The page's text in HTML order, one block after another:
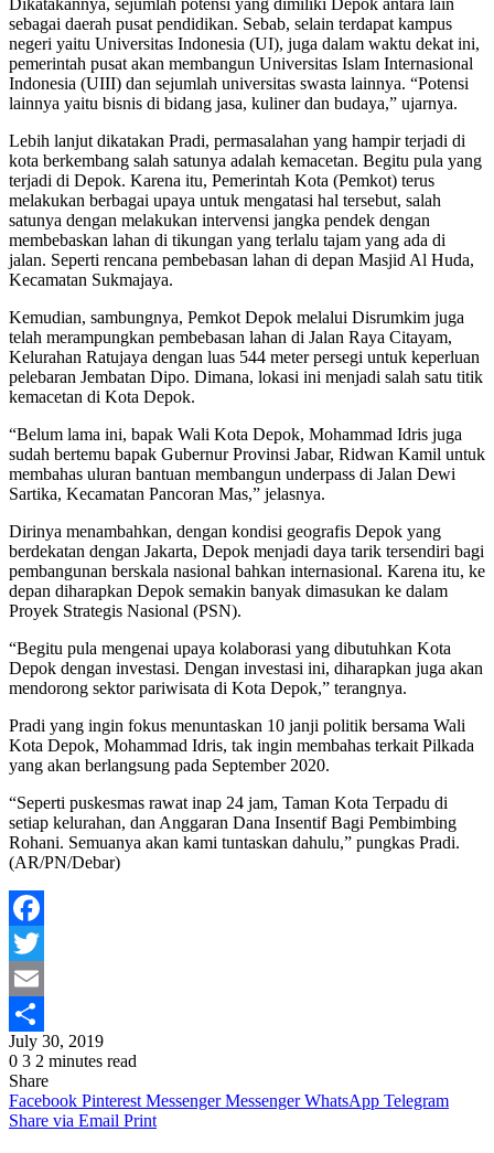
Dikatakannya, sejumlah potensi yang dimiliki Depok antara lain
sebagai daerah pusat pendidikan. Sebab, selain terdapat kampus
negeri yaitu Universitas Indonesia (UI), juga dalam waktu dekat ini,
pemerintah pusat akan membangun Universitas Islam Internasional
Indonesia (UIII) dan sejumlah universitas swasta lainnya. “Potensi
lainnya yaitu bisnis di bidang jasa, kuliner dan budaya,” ujarnya.
Lebih lanjut dikatakan Pradi, permasalahan yang hampir terjadi di
kota berkembang salah satunya adalah kemacetan. Begitu pula yang
terjadi di Depok. Karena itu, Pemerintah Kota (Pemkot) terus
melakukan berbagai upaya untuk mengatasi hal tersebut, salah
satunya dengan melakukan intervensi jangka pendek dengan
membebaskan lahan di tikungan yang terlalu tajam yang ada di
jalan. Seperti rencana pembebasan lahan di depan Masjid Al Huda,
Kecamatan Sukmajaya.
Kemudian, sambungnya, Pemkot Depok melalui Disrumkim juga
telah merampungkan pembebasan lahan di Jalan Raya Citayam,
Kelurahan Ratujaya dengan luas 544 meter persegi untuk keperluan
pelebaran Jembatan Dipo. Dimana, lokasi ini menjadi salah satu titik
kemacetan di Kota Depok.
“Belum lama ini, bapak Wali Kota Depok, Mohammad Idris juga
sudah bertemu bapak Gubernur Provinsi Jabar, Ridwan Kamil untuk
membahas uluran bantuan membangun underpass di Jalan Dewi
Sartika, Kecamatan Pancoran Mas,” jelasnya.
Dirinya menambahkan, dengan kondisi geografis Depok yang
berdekatan dengan Jakarta, Depok menjadi daya tarik tersendiri bagi
pembangunan berskala nasional bahkan internasional. Karena itu, ke
depan diharapkan Depok semakin banyak dimasukan ke dalam
Proyek Strategis Nasional (PSN).
“Begitu pula mengenai upaya kolaborasi yang dibutuhkan Kota
Depok dengan investasi. Dengan investasi ini, diharapkan juga akan
mendorong sektor pariwisata di Kota Depok,” terangnya.
Pradi yang ingin fokus menuntaskan 10 janji politik bersama Wali
Kota Depok, Mohammad Idris, tak ingin membahas terkait Pilkada
yang akan berlangsung pada September 2020.
“Seperti puskesmas rawat inap 24 jam, Taman Kota Terpadu di
setiap kelurahan, dan Anggaran Dana Insentif Bagi Pembimbing
Rohani. Semuanya akan kami tuntaskan dahulu,” pungkas Pradi.
(AR/PN/Debar)
Facebook
Twitter
Email
Share
July 30, 2019
0 3 2 minutes read
Share
Facebook Pinterest Messenger Messenger WhatsApp Telegram
Share via Email Print